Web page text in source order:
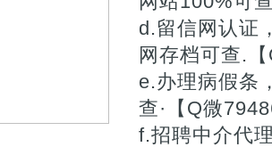
d.留信网认证
网存档可查.
e.办理病假条
查·【Q微
f.招聘中介代